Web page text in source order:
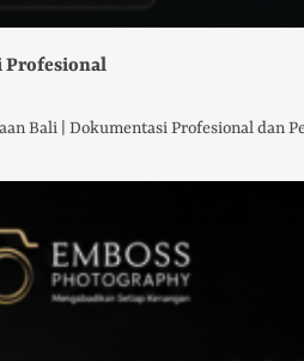
Profesional
Bali | Dokumentasi Profesional